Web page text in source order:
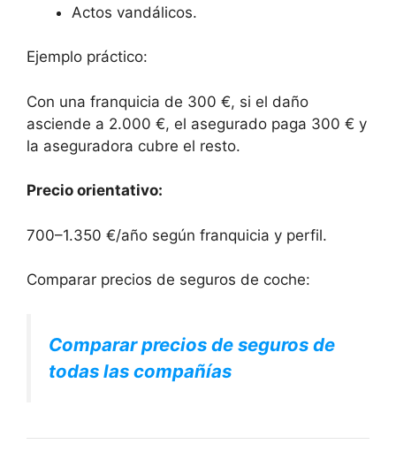
Actos vandálicos.
Ejemplo práctico:
Con una franquicia de 300 €, si el daño
asciende a 2.000 €, el asegurado paga 300 € y
la aseguradora cubre el resto.
Precio orientativo:
700–1.350 €/año según franquicia y perfil.
Comparar precios de seguros de coche:
Comparar precios de seguros de
todas las compañías